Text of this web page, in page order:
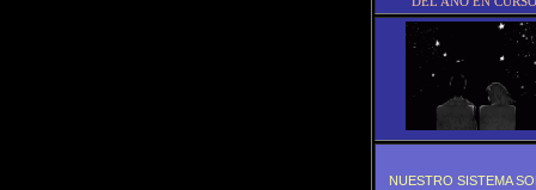
NUESTRO SISTEMA